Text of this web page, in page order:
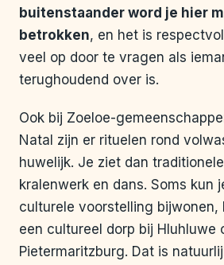
buitenstaander word je hier
betrokken, en het is
veel op door te vragen als
terughoudend over is.
Ook bij Zoeloe-
Natal zijn er rituelen rond
huwelijk. Je ziet dan
kralenwerk en dans. Soms kun
culturele voorstelling bijwonen,
een cultureel dorp bij Hluhluwe
Pietermaritzburg. Dat is